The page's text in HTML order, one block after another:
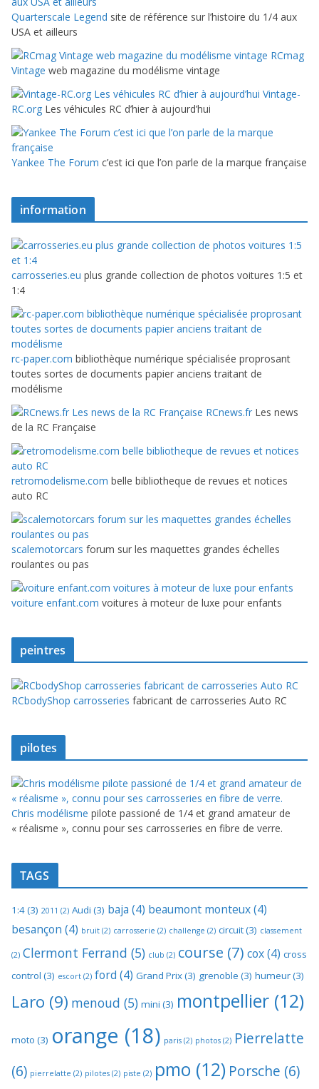
Quarterscale Legend site de référence sur l’histoire du 1/4 aux
USA et ailleurs
RCmag
Vintage web magazine du modélisme vintage
Vintage-
RC.org Les véhicules RC d’hier à aujourd’hui
Yankee The Forum c’est ici que l’on parle de la marque française
information
carrosseries.eu plus grande collection de photos voitures 1:5 et
1:4
rc-paper.com bibliothèque numérique spécialisée proprosant
toutes sortes de documents papier anciens traitant de
modélisme
RCnews.fr Les news
de la RC Française
retromodelisme.com belle bibliotheque de revues et notices
auto RC
scalemotorcars forum sur les maquettes grandes échelles
roulantes ou pas
voiture enfant.com voitures à moteur de luxe pour enfants
peintres
RCbodyShop carrosseries fabricant de carrosseries Auto RC
pilotes
Chris modélisme pilote passioné de 1/4 et grand amateur de
« réalisme », connu pour ses carrosseries en fibre de verre.
TAGS
1:4(3) 2011 (2) Audi (3) baja (4) beaumont monteux(4)
besançon (4) bruit (2) carrosserie (2) challenge (2) circuit(3) classement
(2) Clermont Ferrand (5) club (2) course (7) cox(4) cross
control (3) escort (2) ford (4) Grand Prix(3) grenoble (3) humeur(3)
Laro (9) menoud (5) mini (3) montpellier (12)
moto (3) orange (18) paris (2) photos (2) Pierrelatte
(6) pierrelatte (2) pilotes (2) piste (2) pmo (12) Porsche (6)